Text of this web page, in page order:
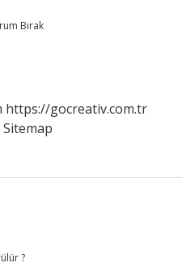
Bırak
https://gocreativ.com.tr
Sitemap
?